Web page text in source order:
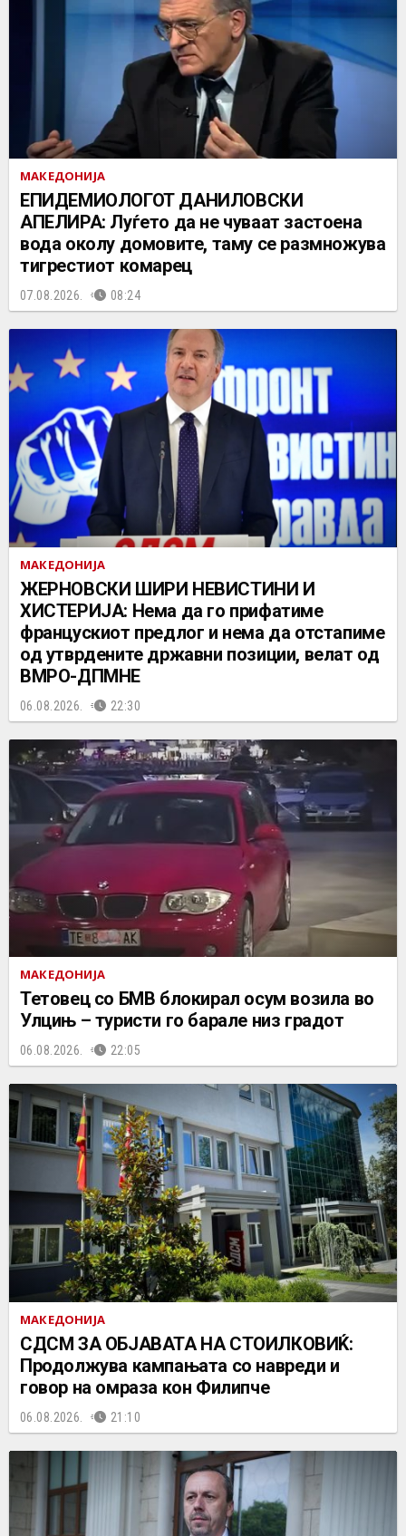
МАКЕДОНИЈА
EПИДЕМИОЛОГОТ ДАНИЛОВСКИ
АПЕЛИРА: Луѓето да не чуваат застоена
вода околу домовите, таму се размножува
тигрестиот комарец
07.08.2026. 08:24
МАКЕДОНИЈА
ЖЕРНОВСКИ ШИРИ НЕВИСТИНИ И
ХИСТЕРИЈА: Нема да го прифатиме
францускиот предлог и нема да отстапиме
од утврдените државни позиции, велат од
ВМРО-ДПМНЕ
06.08.2026. 22:30
МАКЕДОНИЈА
Тетовец со БМВ блокирал осум возила во
Улцињ – туристи го барале низ градот
06.08.2026. 22:05
МАКЕДОНИЈА
СДСМ ЗА ОБЈАВАТА НА СТОИЛКОВИЌ:
Продолжува кампањата со навреди и
говор на омраза кон Филипче
06.08.2026. 21:10